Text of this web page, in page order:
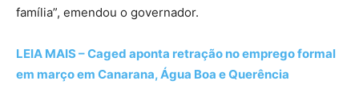
família”, emendou o governador.
LEIA MAIS – Caged aponta retração no emprego formal
em março em Canarana, Água Boa e Querência